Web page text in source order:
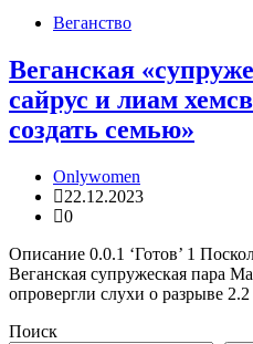
Веганство
Веганская
сайрус и лиам
создать семью»
Onlywomen
22.12.2023
0
Описание 0.0.1 ‘Готов’ 1
Веганская супружеская пара
опровергли слухи о разрыве
Поиск